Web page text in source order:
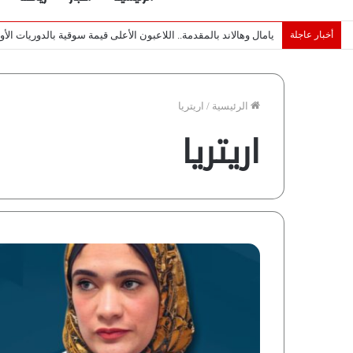
أخبار عاجلة خبراء لـ”شبكة رؤية”: «اتفاق مكة» يغيّر قواعد اللعبة بالشرق
الرئيسية / اريتريا
اريتريا